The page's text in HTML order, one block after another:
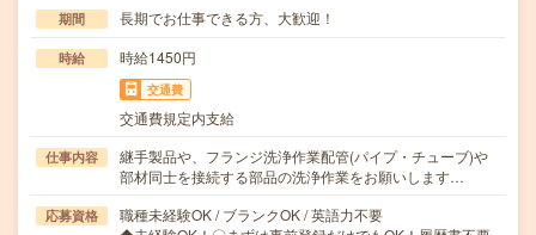
期間 長期でお仕事できる方、大歓迎！
時給 時給1450円
交通費
交通費規定内支給
仕事内容
継手製品や、フランジ洗浄作業配管(パイプ・チューブ)や
部材同士を接続する部品の洗浄作業をお願いします…
応募資格
職種未経験OK / ブランクOK / 英語力不要